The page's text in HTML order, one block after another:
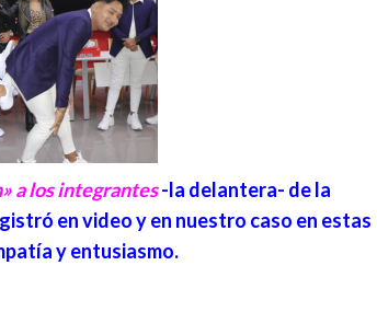
a los integrantes-la delantera- de la
en video y en nuestro caso en estas
y entusiasmo.